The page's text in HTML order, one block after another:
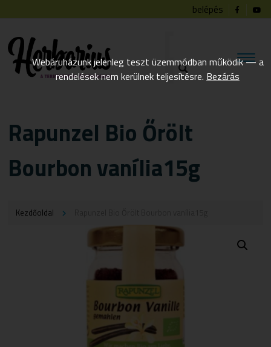
belépés
Rapunzel Bio Őrölt
Bourbon vanília15g
Kezdőoldal
Webáruházunk jelenleg teszt üzemmódban működik — a
rendelések nem kerülnek teljesítésre. Bezárás